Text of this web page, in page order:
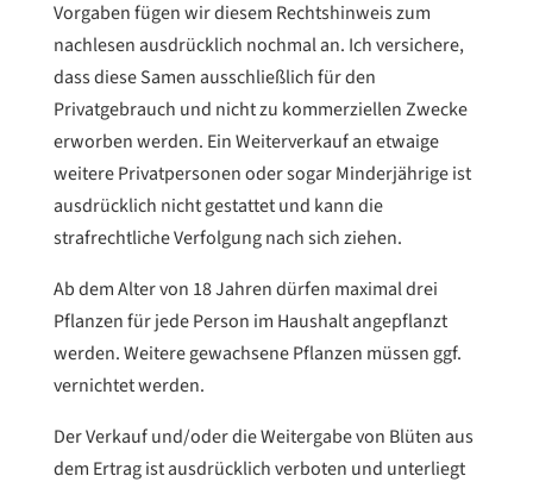
Vorgaben fügen wir diesem Rechtshinweis zum
nachlesen ausdrücklich nochmal an. Ich versichere,
dass diese Samen ausschließlich für den
Privatgebrauch und nicht zu kommerziellen Zwecke
erworben werden. Ein Weiterverkauf an etwaige
weitere Privatpersonen oder sogar Minderjährige ist
ausdrücklich nicht gestattet und kann die
strafrechtliche Verfolgung nach sich ziehen.
Ab dem Alter von 18 Jahren dürfen maximal drei
Pflanzen für jede Person im Haushalt angepflanzt
werden. Weitere gewachsene Pflanzen müssen ggf.
vernichtet werden.
Der Verkauf und/oder die Weitergabe von Blüten aus
dem Ertrag ist ausdrücklich verboten und unterliegt